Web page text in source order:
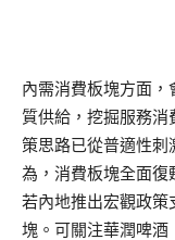
內需消費板塊方面
質供給，挖掘服務
策思路已從普適性刺
為，消費板塊全面復
若內地推出宏觀政策
塊。可關注華潤啤酒